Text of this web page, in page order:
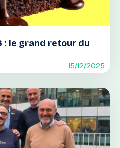
: le grand retour du
15/12/2025